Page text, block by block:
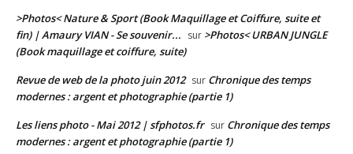
>Photos< Nature & Sport (Book Maquillage et Coiffure, suite et
fin) | Amaury VIAN - Se souvenir... sur >Photos< URBAN JUNGLE
(Book maquillage et coiffure, suite)
Revue de web de la photo juin 2012 sur Chronique des temps
modernes : argent et photographie (partie 1)
Les liens photo - Mai 2012 | sfphotos.fr sur Chronique des temps
modernes : argent et photographie (partie 1)